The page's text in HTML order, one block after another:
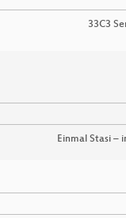
33C3
Einmal Stasi –